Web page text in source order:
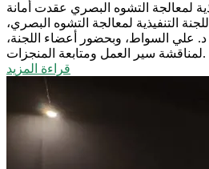
عقدت أمانة
الباحة الاجتماع (52) للجنة التنفيذية لمعالجة التشوه البصري،
د. علي السواط، وبحضور أعضاء اللجنة،
لمناقشة سير العمل ومتابعة المنجزات.
قراءة المزيد